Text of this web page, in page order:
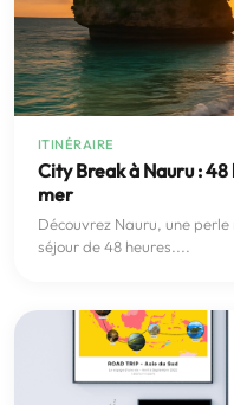
ITINÉRAIRE
City Break à Nauru :
mer
Découvrez Nauru, une
séjour de 48 heures....